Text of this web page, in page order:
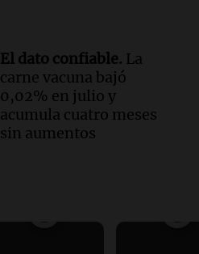
El dato confiable. La
carne vacuna bajó
0,02% en julio y
acumula cuatro meses
sin aumentos